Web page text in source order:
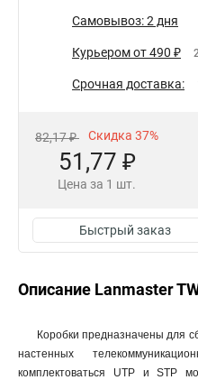
Самовывоз: 2 дня
Курьером от 490 ₽
Срочная доставка:
82,17 ₽ Скидка 37%
51,77 ₽
Цена за 1 шт.
Быстрый заказ
Описание Lanmaster
Коробки предназначены для
настенных
комплектоваться UTP и STP